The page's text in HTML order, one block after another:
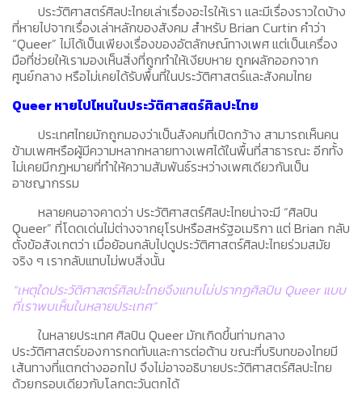
ประวัติศาสตร์ศิลปะไทยเล่าเรื่องอะไรให้เรา และมีเรื่องราวใดบ้าง
ที่หายไปจากเรื่องเล่าหลักของสังคม สำหรับ Brian Curtin คำว่า
“Queer” ไม่ได้เป็นเพียงเรื่องของอัตลักษณ์ทางเพศ แต่เป็นเครื่อง
มือที่ช่วยให้เรามองเห็นสิ่งที่ถูกทำให้เงียบหาย ถูกผลักออกจาก
ศูนย์กลาง หรือไม่เคยได้รับพื้นที่ในประวัติศาสตร์และสังคมไทย
Queer หายไปไหนในประวัติศาสตร์ศิลปะไทย
ประเทศไทยมักถูกมองว่าเป็นสังคมที่เปิดกว้าง สามารถเห็นคน
ข้ามเพศหรือผู้มีความหลากหลายทางเพศได้ในพื้นที่สาธารณะ อีกทั้ง
ไม่เคยมีกฎหมายที่ทำให้ความสัมพันธ์ระหว่างเพศเดียวกันเป็น
อาชญากรรม
หลายคนอาจคาดว่า ประวัติศาสตร์ศิลปะไทยน่าจะมี “ศิลปิน
Queer” ที่โดดเด่นไม่ต่างจากยุโรปหรือสหรัฐอเมริกา แต่ Brian กลับ
ตั้งข้อสังเกตว่า เมื่อย้อนกลับไปดูประวัติศาสตร์ศิลปะไทยร่วมสมัย
จริง ๆ เรากลับแทบไม่พบสิ่งนั้น
“เหตุใดประวัติศาสตร์ศิลปะไทยจึงแทบไม่ปรากฏศิลปิน Queer แบบ
ที่เราพบเห็นในหลายประเทศ”
ในหลายประเทศ ศิลปิน Queer มักเกิดขึ้นท่ามกลาง
ประวัติศาสตร์ของการกดทับและการต่อต้าน ขณะที่บริบทของไทยมี
เส้นทางที่แตกต่างออกไป จึงไม่อาจอธิบายประวัติศาสตร์ศิลปะไทย
ด้วยกรอบเดียวกับโลกตะวันตกได้